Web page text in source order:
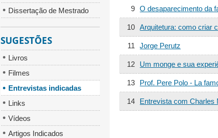
9 O desaparecimento da
10 Arquitetura: como criar
11 Jorge Perutz
12 Um monge e sua
13 Prof. Pere Polo - La
14 Entrevista com Charles
Dissertação de Mestrado
SUGESTÕES
Livros
Filmes
Entrevistas indicadas
Links
Vídeos
Artigos Indicados